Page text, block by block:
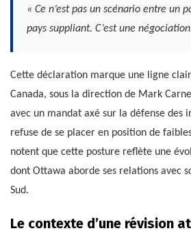
« Ce n’est pas un scénario entre un
pays suppliant. C’est une
Cette déclaration marque une ligne
Canada, sous la direction de Mark
avec un mandat axé sur la défense des
refuse de se placer en position de
notent que cette posture reflète une
dont Ottawa aborde ses relations avec
Sud.
Le contexte d’une révision